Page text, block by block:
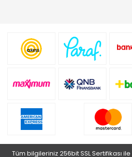
Tüm bilgileriniz 256bit SSL Sertifikası